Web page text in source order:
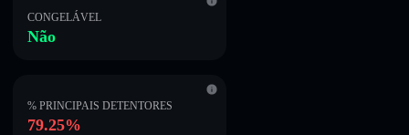
CONGELÁVEL
Não
% PRINCIPAIS DETENTORES
79.25%